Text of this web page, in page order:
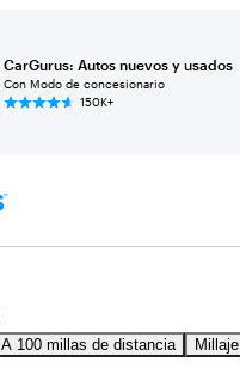
CarGurus: Autos nuevos y usados
Con Modo de concesionario
150K+
A 100 millas de distancia Millaje